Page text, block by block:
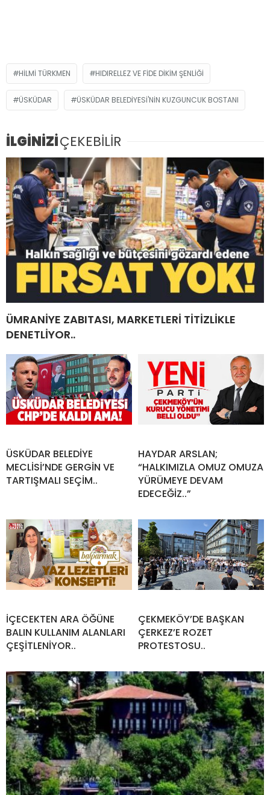
HILMI TÜRKMEN HIDIRELLEZ VE FIDE DIKIM ŞENLIĞI
ÜSKÜDAR ÜSKÜDAR BELEDIYESI'NIN KUZGUNCUK BOSTANI
İLGİNİZİÇEKEBİLİR
ÜMRANİYE ZABITASI, MARKETLERİ TİTİZLİKLE
DENETLİYOR..
ÜSKÜDAR BELEDİYE
MECLİSİ’NDE GERGİN VE
TARTIŞMALI SEÇİM..
HAYDAR ARSLAN;
“HALKIMIZLA OMUZ OMUZA
YÜRÜMEYE DEVAM
EDECEĞİZ..”
İÇECEKTEN ARA ÖĞÜNE
BALIN KULLANIM ALANLARI
ÇEŞİTLENİYOR..
ÇEKMEKÖY’DE BAŞKAN
ÇERKEZ’E ROZET
PROTESTOSU..